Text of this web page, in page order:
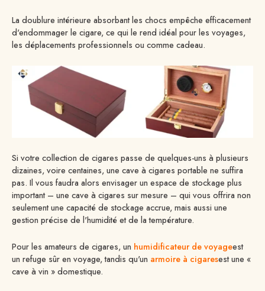
La doublure intérieure absorbant les chocs empêche efficacement
d'endommager le cigare, ce qui le rend idéal pour les voyages,
les déplacements professionnels ou comme cadeau.
Si votre collection de cigares passe de quelques-uns à plusieurs
dizaines, voire centaines, une cave à cigares portable ne suffira
pas. Il vous faudra alors envisager un espace de stockage plus
important – une cave à cigares sur mesure – qui vous offrira non
seulement une capacité de stockage accrue, mais aussi une
gestion précise de l'humidité et de la température.
Pour les amateurs de cigares, un humidificateur de voyageest
un refuge sûr en voyage, tandis qu'un armoire à cigaresest une «
cave à vin » domestique.